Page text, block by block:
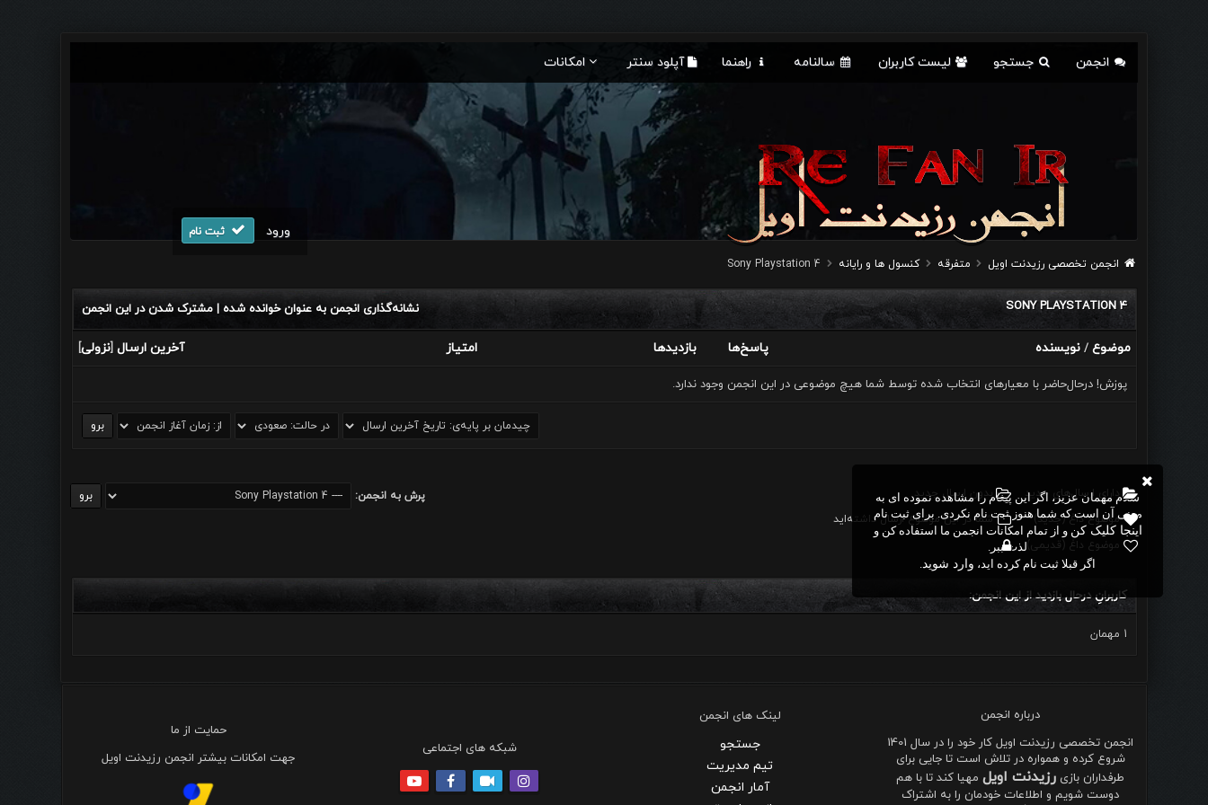
سلام مهمان عزیز، اگر این پیغام را مشاهده نموده ای به
معنی آن است که شما هنوز ثبت نام نکردی. برای ثبت نام
اینجا کلیک کن و از تمام امکانات انجمن ما استفاده کن و
لذت ببر.
اگر قبلا ثبت نام کرده اید، وارد شوید
انجمن جستجو لیست کاربران سالنامه راهنما آپلود سنتر امکانات
ورود ثبت نام
انجمن تخصصی رزیدنت اویل متفرقه كنسول ها و رايانه Sony Playstation 4
نشانه‌گذاری انجمن به عنوان خوانده شده |مشترک شدن در این انجمن SONY PLAYSTATION 4
موضوع /نویسنده پاسخ‌ها بازدید‌ها امتیاز آخرین ارسال [نزولی]
پوزش! درحال‌حاضر با معیارهای انتخاب شده توسط شما هیچ موضوعی در این انجمن وجود ندارد.
دارای ارسال‌های جدید‌
موضوع داغ (جدید‌)
موضوع داغ (قدیمی)
بدون ارسال جدید‌
شما در این موضوع ارسال داشته‌اید
پرش به انجمن:
کاربرانِ درحال بازدید از این انجمن:
1 مهمان
درباره انجمن
انجمن تخصصی رزیدنت اویل کار خود را در سال 1401
شروع کرده و همواره در تلاش است تا جایی برای
طرفداران بازی رزیدنت اویل مهیا کند تا با هم
دوست شویم و اطلاعات خودمان را به اشتراک
لینک های انجمن
جستجو
تیم مدیریت
آمار انجمن
شبکه های اجتماعی
حمایت از ما
جهت امکانات بیشتر انجمن رزیدنت اویل